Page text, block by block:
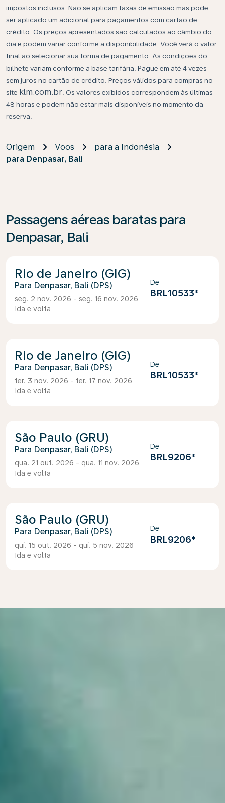
impostos inclusos. Não se aplicam taxas de emissão mas pode
ser aplicado um adicional para pagamentos com cartão de
crédito. Os preços apresentados são calculados ao câmbio do
dia e podem variar conforme a disponibilidade. Você verá o valor
final ao selecionar sua forma de pagamento. As condições do
bilhete variam conforme a base tarifária. Pague em até 4 vezes
sem juros no cartão de crédito. Preços válidos para compras no
site klm.com.br . Os valores exibidos correspondem às últimas
48 horas e podem não estar mais disponíveis no momento da
reserva.
Origem Voos
para a Indonésia
para Denpasar, Bali
Passagens aéreas baratas para
Denpasar, Bali
Rio de Janeiro (GIG)
Denpasar, Bali (DPS)
seg. 2 nov. 2026 - seg. 16 nov. 2026
Ida e volta
De
BRL10533*
Rio de Janeiro (GIG)
Denpasar, Bali (DPS)
ter. 3 nov. 2026 - ter. 17 nov. 2026
Ida e volta
De
BRL10533*
São Paulo (GRU)
Denpasar, Bali (DPS)
qua. 21 out. 2026 - qua. 11 nov. 2026
Ida e volta
De
BRL9206*
São Paulo (GRU)
Denpasar, Bali (DPS)
qui. 15 out. 2026 - qui. 5 nov. 2026
Ida e volta
De
BRL9206*